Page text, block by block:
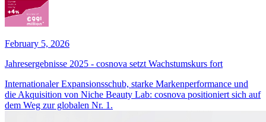
February 5, 2026
Jahresergebnisse 2025 - cosnova setzt Wachstumskurs fort
Internationaler Expansionsschub, starke Markenperformance und
die Akquisition von Niche Beauty Lab: cosnova positioniert sich auf
dem Weg zur globalen Nr. 1.